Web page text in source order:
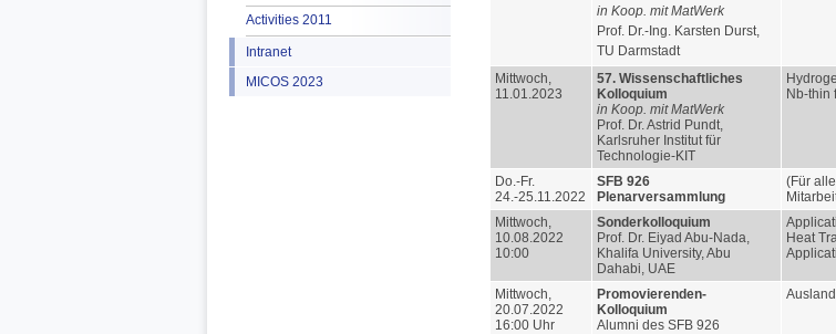
Activities 2011
Intranet
MICOS 2023
in Koop. mit MatWerk
Prof. Dr.-Ing. Karsten Durst,
TU Darmstadt
Mittwoch,
11.01.2023
57. Wissenschaftliches
Kolloquium
in Koop. mit MatWerk
Prof. Dr. Astrid Pundt,
Karlsruher Institut für
Technologie-KIT
Nb-thin
Do.-Fr.
24.-25.11.2022
SFB 926
Plenarversammlung
(Für
Mittwoch,
10.08.2022
10:00
Sonderkolloquium
Prof. Dr. Eiyad Abu-Nada,
Khalifa University, Abu
Dahabi, UAE
Heat
Mittwoch,
20.07.2022
16:00 Uhr
Promovierenden-
Kolloquium
Alumni des SFB 926